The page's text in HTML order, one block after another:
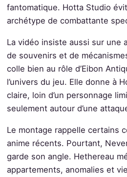
fantomatique. Hotta Studio
archétype de combattante
La vidéo insiste aussi sur une
de souvenirs et de
colle bien au rôle d’Eibon
l’univers du jeu. Elle donne à
claire, loin d’un personnage
seulement autour d’une
Le montage rappelle certains
anime récents. Pourtant,
garde son angle. Hethereau
appartements, anomalies et